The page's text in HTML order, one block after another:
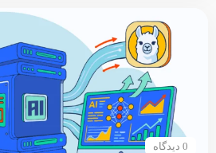
0 دیدگاه